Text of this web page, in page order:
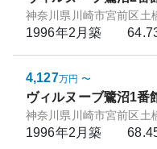
神奈川県川崎市宮前区土
1996年2月築
4,127万円 〜
ヴィルヌーブ鷺沼1番
神奈川県川崎市宮前区土
1996年2月築